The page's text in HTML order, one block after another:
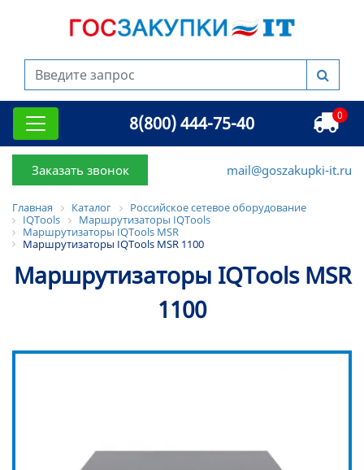
8(800) 444-75-40 0
Заказать звонок mail@goszakupki-it.ru
Главная Каталог
Российское сетевое оборудование
IQTools
Маршрутизаторы IQTools
Маршрутизаторы IQTools MSR
Маршрутизаторы IQTools MSR 1100
Маршрутизаторы IQTools MSR
1100